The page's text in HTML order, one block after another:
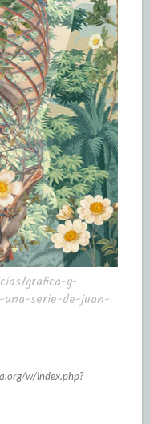
grafica-y-
una-serie-de-juan-
w/index.php?